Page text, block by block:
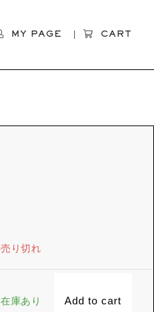
MY PAGE CART
売り切れ
在庫あり Add to cart